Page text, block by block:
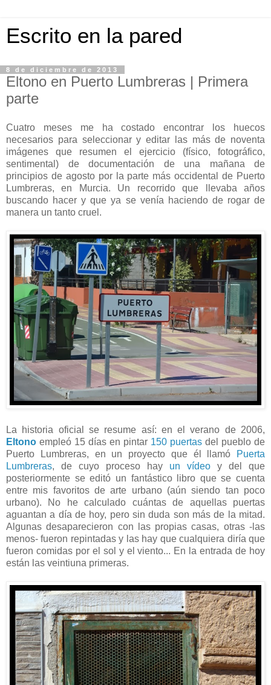
Escrito en la pared
8 de diciembre de 2013
Eltono en Puerto Lumbreras | Primera
parte
Cuatro meses me ha costado encontrar los huecos
necesarios para seleccionar y editar las más de noventa
imágenes que resumen el ejercicio (físico, fotográfico,
sentimental) de documentación de una mañana de
principios de agosto por la parte más occidental de Puerto
Lumbreras, en Murcia. Un recorrido que llevaba años
buscando hacer y que ya se venía haciendo de rogar de
manera un tanto cruel.
La historia oficial se resume así: en el verano de 2006,
Eltono empleó 15 días en pintar 150 puertas del pueblo de
Puerto Lumbreras, en un proyecto que él llamó
Puerta
Lumbreras, de cuyo proceso hay un vídeo y del que
posteriormente se editó un fantástico libro que se cuenta
entre mis favoritos de arte urbano (aún siendo tan poco
urbano). No he calculado cuántas de aquellas puertas
aguantan a día de hoy, pero sin duda son más de la mitad.
Algunas desaparecieron con las propias casas, otras -las
menos- fueron repintadas y las hay que cualquiera diría que
fueron comidas por el sol y el viento... En la entrada de hoy
están las veintiuna primeras.